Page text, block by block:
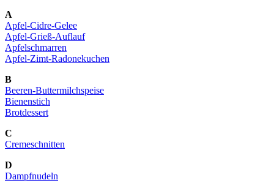
A
Apfel-Cidre-Gelee
Apfel-Grieß-Auflauf
Apfelschmarren
Apfel-Zimt-Radonekuchen
B
Beeren-Buttermilchspeise
Bienenstich
Brotdessert
C
Cremeschnitten
D
Dampfnudeln